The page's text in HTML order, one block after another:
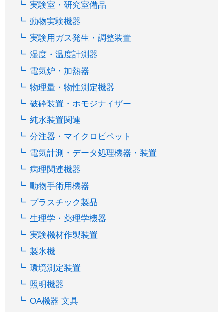
実験室・研究室備品
動物実験機器
実験用ガス発生・調整装置
湿度・温度計測器
電気炉・加熱器
物理量・物性測定機器
破砕装置・ホモジナイザー
純水装置関連
分注器・マイクロピペット
電気計測・データ処理機器・装置
病理関連機器
動物手術用機器
プラスチック製品
生理学・薬理学機器
実験機材作製装置
製氷機
環境測定装置
照明機器
OA機器 文具